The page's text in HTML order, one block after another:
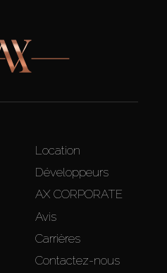
Location
Développeurs
AX CORPORATE
Avis
Carrières
Contactez-nous